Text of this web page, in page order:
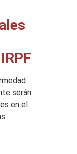
serán
en el